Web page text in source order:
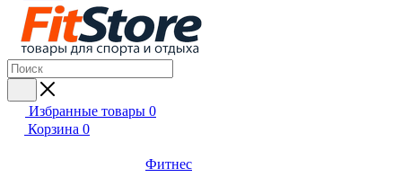
Избранные товары 0
Корзина 0
Фитнес